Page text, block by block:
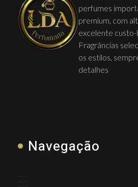
perfumes
premium, com
excelente
Fragrâncias
os estilos,
detalhes
Navegação